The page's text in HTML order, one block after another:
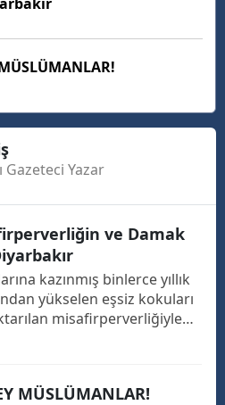
Gazeteci Yazar
ve Damak
kazınmış binlerce yıllık
yükselen eşsiz kokuları
misafirperverliğiyle
parlayan yıldızıdır.
MÜSLÜMANLAR!